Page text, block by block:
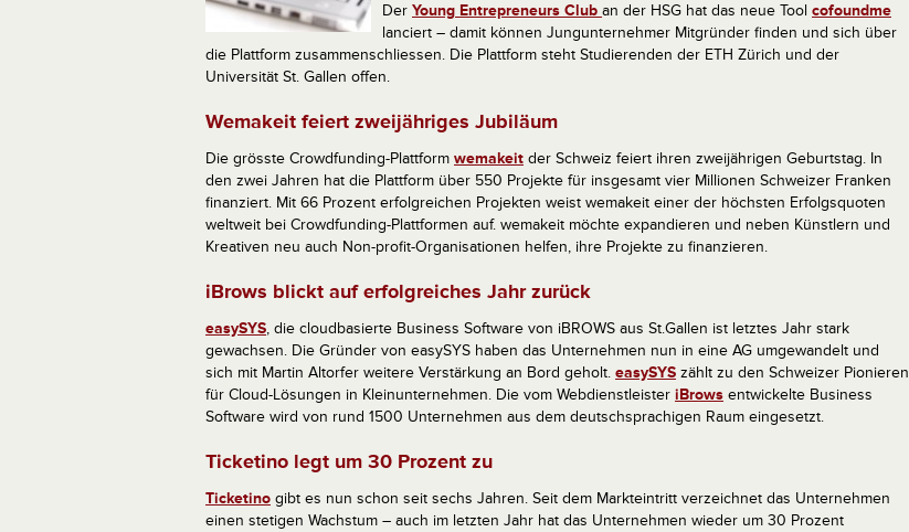
Der Young Entrepreneurs Club an der HSG hat das neue Tool cofoundme
lanciert – damit können Jungunternehmer Mitgründer finden und sich über
die Plattform zusammenschliessen. Die Plattform steht Studierenden der ETH Zürich und der
Universität St. Gallen offen.
Wemakeit feiert zweijähriges Jubiläum
Die grösste Crowdfunding-Plattform wemakeit der Schweiz feiert ihren zweijährigen Geburtstag. In
den zwei Jahren hat die Plattform über 550 Projekte für insgesamt vier Millionen Schweizer Franken
finanziert. Mit 66 Prozent erfolgreichen Projekten weist wemakeit einer der höchsten Erfolgsquoten
weltweit bei Crowdfunding-Plattformen auf. wemakeit möchte expandieren und neben Künstlern und
Kreativen neu auch Non-profit-Organisationen helfen, ihre Projekte zu finanzieren.
iBrows blickt auf erfolgreiches Jahr zurück
easySYS, die cloudbasierte Business Software von iBROWS aus St.Gallen ist letztes Jahr stark
gewachsen. Die Gründer von easySYS haben das Unternehmen nun in eine AG umgewandelt und
sich mit Martin Altorfer weitere Verstärkung an Bord geholt. easySYS zählt zu den Schweizer Pionieren
für Cloud-Lösungen in Kleinunternehmen. Die vom Webdienstleister iBrows entwickelte Business
Software wird von rund 1500 Unternehmen aus dem deutschsprachigen Raum eingesetzt.
Ticketino legt um 30 Prozent zu
Ticketino gibt es nun schon seit sechs Jahren. Seit dem Markteintritt verzeichnet das Unternehmen
einen stetigen Wachstum – auch im letzten Jahr hat das Unternehmen wieder um 30 Prozent